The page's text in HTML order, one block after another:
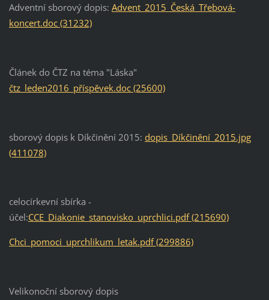
Adventní sborový dopis: Advent_2015_Česká_Třebová-
koncert.doc (31232)
Článek do ČTZ na téma "Láska"
čtz_leden2016_příspěvek.doc (25600)
sborový dopis k Díkčinění 2015: dopis_Díkčinění_2015.jpg
(411078)
celocírkevní sbírka -
účel:CCE_Diakonie_stanovisko_uprchlici.pdf (215690)
Chci_pomoci_uprchlikum_letak.pdf (299886)
Velikonoční sborový dopis